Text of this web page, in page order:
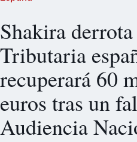
Shakira
Tributaria
recuperará 60
euros tras un
Audiencia